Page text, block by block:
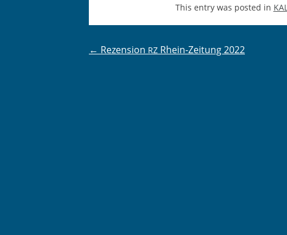
This entry was posted in
Post
← Rezension RZ Rhein-Zeitung 2022